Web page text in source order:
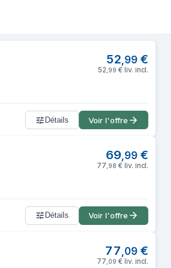
simple 20 L 700 W
52,99 €
52 99 € liv. incl.
Détails Voir l'offre
69 99 €
77 98 € liv. incl.
Détails Voir l'offre
77 09 €
77 09 € liv. incl.